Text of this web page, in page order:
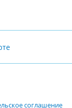
соглашение